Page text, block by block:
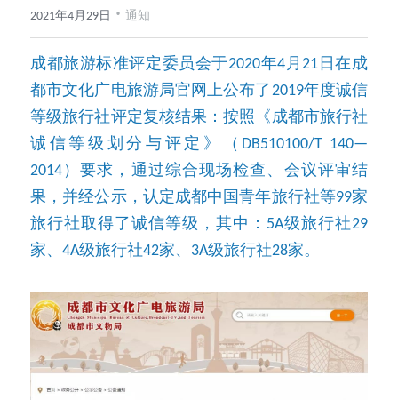
2021年4月29日 · 通知
成都旅游标准评定委员会于2020年4月21日在成
都市文化广电旅游局官网上公布了2019年度诚信
等级旅行社评定复核结果：按照《成都市旅行社
诚信等级划分与评定》（DB510100/T 140—
2014）要求，通过综合现场检查、会议评审结
果，并经公示，认定成都中国青年旅行社等99家
旅行社取得了诚信等级，其中：5A级旅行社29
家、4A级旅行社42家、3A级旅行社28家。